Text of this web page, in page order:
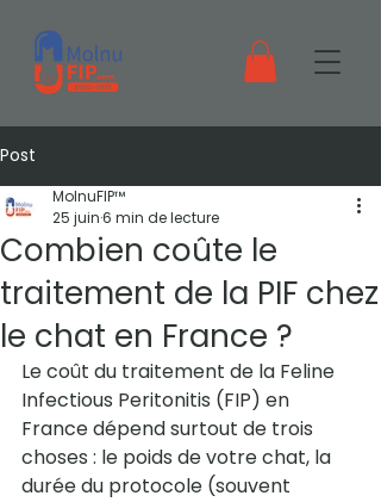
Post
Combien coûte le
traitement de la PIF chez
le chat en France ?
MolnuFIP™
25 juin6 min de lecture
Le coût du traitement de la Feline
Infectious Peritonitis (FIP) en
France dépend surtout de trois
choses : le poids de votre chat, la
durée du protocole (souvent